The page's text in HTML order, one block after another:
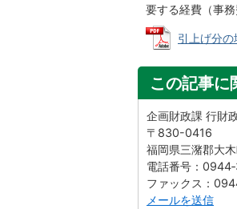
要する経費（事
引上げ分
この記事に
企画財政課 行財
〒830-0416
福岡県三潴郡大
電話番号：
ファックス：
メールを送信